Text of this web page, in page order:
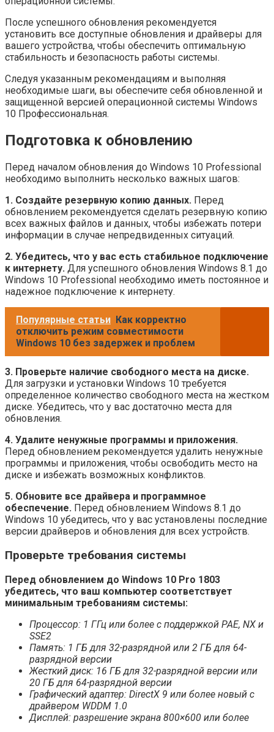
После успешного обновления рекомендуется
установить все доступные обновления и драйверы для
вашего устройства, чтобы обеспечить оптимальную
стабильность и безопасность работы системы.
Следуя указанным рекомендациям и выполняя
необходимые шаги, вы обеспечите себя обновленной и
защищенной версией операционной системы Windows
10 Профессиональная.
Подготовка к обновлению
Перед началом обновления до Windows 10 Professional
необходимо выполнить несколько важных шагов:
1. Создайте резервную копию данных. Перед
обновлением рекомендуется сделать резервную копию
всех важных файлов и данных, чтобы избежать потери
информации в случае непредвиденных ситуаций.
2. Убедитесь, что у вас есть стабильное подключение
к интернету. Для успешного обновления Windows 8.1 до
Windows 10 Professional необходимо иметь постоянное и
надежное подключение к интернету.
Популярные статьи Как корректно
отключить режим совместимости
Windows 10 без задержек и проблем
3. Проверьте наличие свободного места на диске.
Для загрузки и установки Windows 10 требуется
определенное количество свободного места на жестком
диске. Убедитесь, что у вас достаточно места для
обновления.
4. Удалите ненужные программы и приложения.
Перед обновлением рекомендуется удалить ненужные
программы и приложения, чтобы освободить место на
диске и избежать возможных конфликтов.
5. Обновите все драйвера и программное
обеспечение. Перед обновлением Windows 8.1 до
Windows 10 убедитесь, что у вас установлены последние
версии драйверов и обновления для всех устройств.
Проверьте требования системы
Перед обновлением до Windows 10 Pro 1803
убедитесь, что ваш компьютер соответствует
минимальным требованиям системы:
Процессор: 1 ГГц или более с поддержкой PAE, NX и
SSE2
Память: 1 ГБ для 32-разрядной или 2 ГБ для 64-
разрядной версии
Жесткий диск: 16 ГБ для 32-разрядной версии или
20 ГБ для 64-разрядной версии
Графический адаптер: DirectX 9 или более новый с
драйвером WDDM 1.0
Дисплей: разрешение экрана 800×600 или более